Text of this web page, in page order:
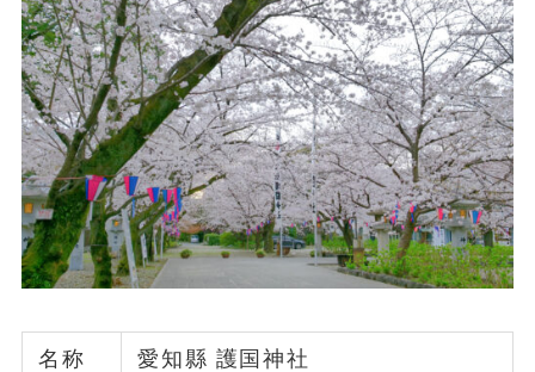
名称 愛知縣 護国神社